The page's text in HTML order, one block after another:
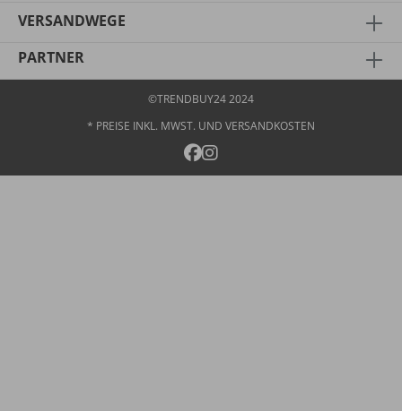
VERSANDWEGE
PARTNER
* PREISE INKL. MWST. UND VERSANDKOSTEN
©TRENDBUY24 2024